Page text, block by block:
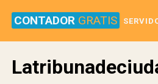
CONTADOR GRATIS